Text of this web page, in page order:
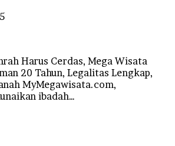
Harus Cerdas, Mega Wisata
20 Tahun, Legalitas Lengkap,
MyMegawisata.com,
ibadah…